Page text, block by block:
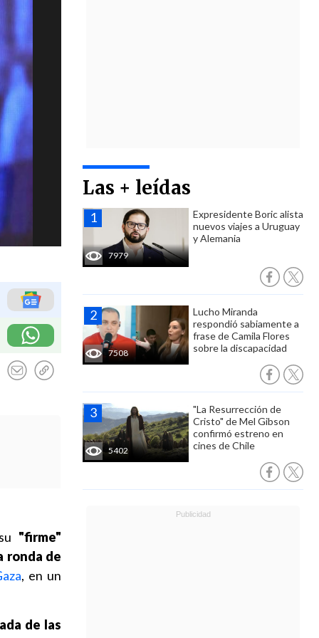
Las + leídas
7979
Expresidente Boric alista
nuevos viajes a Uruguay
y Alemania
7508
Lucho Miranda
respondió sabiamente a
frase de Camila Flores
sobre la discapacidad
5402
"La Resurrección de
Cristo" de Mel Gibson
confirmó estreno en
cines de Chile
"firme"
ronda de
, en un
de las